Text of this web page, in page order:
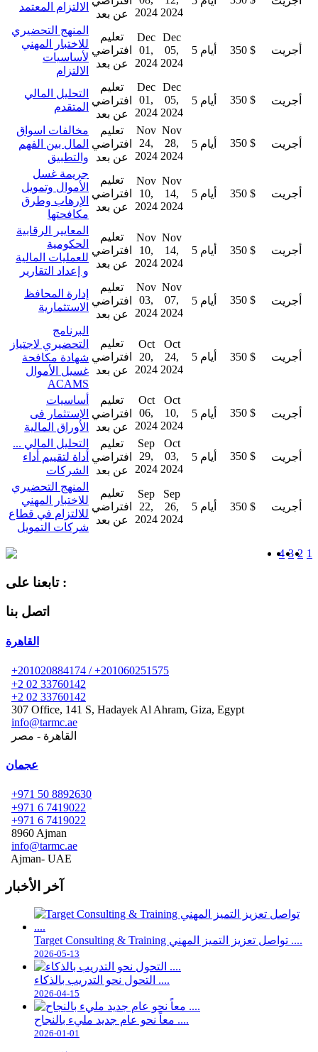
الالتزام المعتمد
عن بعد
2024 2024
المنهج التحضيري
للاختبار المهني
لأساسيات
الالتزام
تعليم
افتراضي
عن بعد
Dec
01,
2024
Dec
05,
2024
5 أيام 350 $
التحليل المالي
المتقدم
تعليم
افتراضي
عن بعد
Dec
01,
2024
Dec
05,
2024
5 أيام 350 $
مخالفات اسواق
المال بين الفهم
والتطبيق
تعليم
افتراضي
عن بعد
Nov
24,
2024
Nov
28,
2024
5 أيام 350 $
جريمة غسل
الأموال وتمويل
الإرهاب وطرق
مكافحتها
تعليم
افتراضي
عن بعد
Nov
10,
2024
Nov
14,
2024
5 أيام 350 $
المعايير الرقابية
الحكومية
للعمليات المالية
و إعداد التقارير
تعليم
افتراضي
عن بعد
Nov
10,
2024
Nov
14,
2024
5 أيام 350 $
إدارة المحافظ
الاستثمارية
تعليم
افتراضي
عن بعد
Nov
03,
2024
Nov
07,
2024
5 أيام 350 $
البرنامج
التحضيري لاجتياز
شهادة مكافحة
غسيل الأموال
ACAMS
تعليم
افتراضي
عن بعد
Oct
20,
2024
Oct
24,
2024
5 أيام 350 $
أساسيات
الإستثمار فى
الأوراق المالية
تعليم
افتراضي
عن بعد
Oct
06,
2024
Oct
10,
2024
5 أيام 350 $
التحليل المالي ...
أداة لتقييم أداء
الشركات
تعليم
افتراضي
عن بعد
Sep
29,
2024
Oct
03,
2024
5 أيام 350 $
المنهج التحضيري
للاختبار المهني
للالتزام في قطاع
شركات التمويل
تعليم
افتراضي
عن بعد
Sep
22,
2024
Sep
26,
2024
5 أيام 350 $
1
2
3
4
تابعنا على :
اتصل بنا
القاهرة
+201020884174 / +201060251575
+2 02 33760142
+2 02 33760142
307 Office, 141 S, Hadayek Al Ahram, Giza, Egypt
info@tarmc.ae
القاهرة - مصر
عجمان
+971 50 8892630
+971 6 7419022
+971 6 7419022
8960 Ajman
info@tarmc.ae
Ajman- UAE
آخر الأخبار
Target Consulting & Training تواصل تعزيز التميز المهني ....
2026-05-13
التحول نحو التدريب بالذكاء ....
2026-04-15
معاً نحو عام جديد مليء بالنجاح ....
2026-01-01